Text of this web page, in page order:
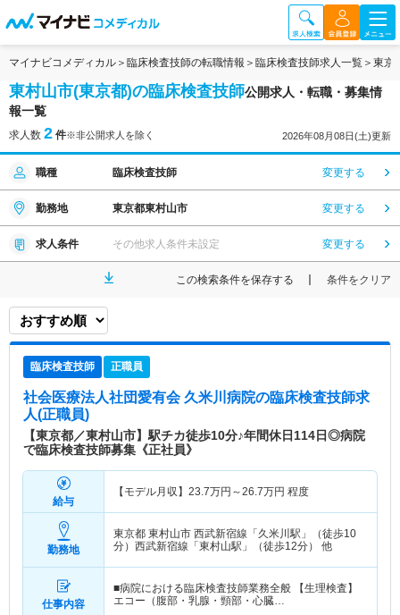
マイナビコメディカル 臨床検査技師の転職情報 臨床検査技師求人一覧 東京
東村山市(東京都)の臨床検査技師公開求人・転職・募集情
報一覧
求人数 2 件※非公開求人を除く 2026年08月08日(土)更新
職種 臨床検査技師 変更する
勤務地 東京都東村山市 変更する
求人条件 その他求人条件未設定 変更する
この検索条件を保存する 条件をクリア
臨床検査技師 正職員
社会医療法人社団愛有会 久米川病院の臨床検査技師求
人(正職員)
【東京都／東村山市】駅チカ徒歩10分♪年間休日114日◎病院
で臨床検査技師募集《正社員》
給与
【モデル月収】 23.7万円～26.7万円 程度
勤務地
東京都 東村山市 西武新宿線「久米川駅」（徒歩10
分）西武新宿線「東村山駅」（徒歩12分） 他
仕事内容
■病院における臨床検査技師業務全般 【生理検査】
エコー（腹部・乳腺・頸部・心臓…